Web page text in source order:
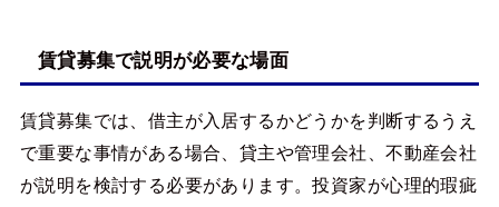
賃貸募集で説明が必要な場面
賃貸募集では、借主が入居するかどうかを判断するうえ
で重要な事情がある場合、貸主や管理会社、不動産会社
が説明を検討する必要があります。投資家が心理的瑕疵